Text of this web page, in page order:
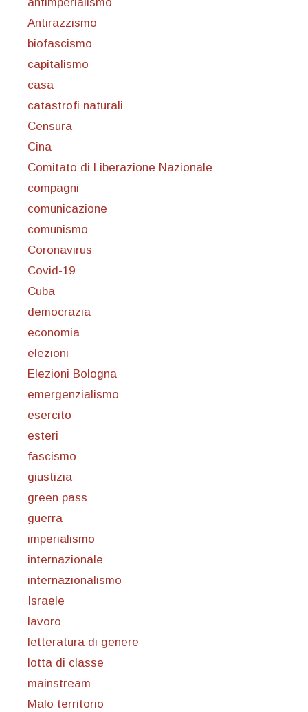
antimperialismo
Antirazzismo
biofascismo
capitalismo
casa
catastrofi naturali
Censura
Cina
Comitato di Liberazione Nazionale
compagni
comunicazione
comunismo
Coronavirus
Covid-19
Cuba
democrazia
economia
elezioni
Elezioni Bologna
emergenzialismo
esercito
esteri
fascismo
giustizia
green pass
guerra
imperialismo
internazionale
internazionalismo
Israele
lavoro
letteratura di genere
lotta di classe
mainstream
Malo territorio